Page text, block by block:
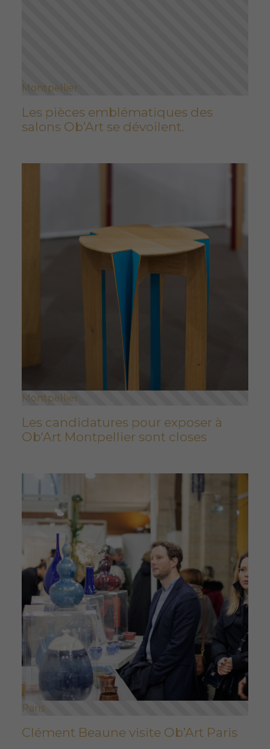
Montpellier
Les pièces emblématiques des
salons Ob’Art se dévoilent.
Montpellier
Les candidatures pour exposer à
Ob'Art Montpellier sont closes
Paris
Clément Beaune visite Ob’Art Paris